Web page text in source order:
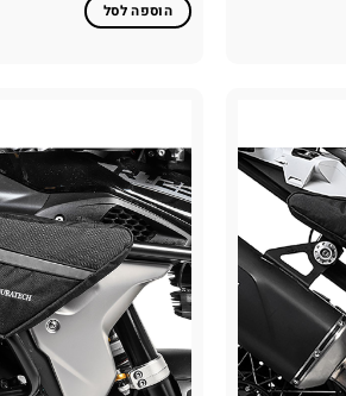
הוספה לסל